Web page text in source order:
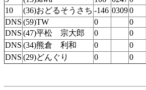
10
(36)おどるそうさち -146 03090
DNS (59)TW 0 0
DNS (47)平松 宗大郎 0 0
DNS (34)熊倉 利和 0 0
DNS (29)どんぐり 0 0